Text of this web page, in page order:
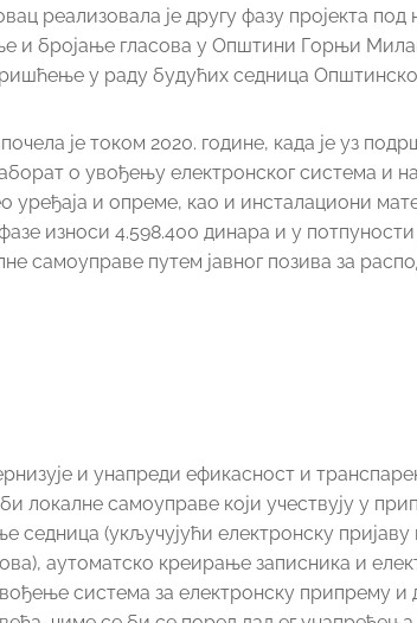
реализовала је другу фазу пројекта под
и бројање гласова у Општини Горњи
у раду будућих седница
је током 2020. године, када је уз
о увођењу електронског система и
уређаја и опреме, као и инсталациони
износи 4.598.400 динара и у
самоуправе путем јавног позива за
и унапреди ефикасност и
локалне самоуправе који учествују у
седница (укључујући електронску
аутоматско креирање записника и
система за електронску припрему и